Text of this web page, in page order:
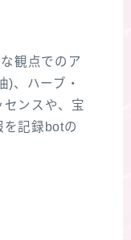
観点でのア
)、ハーブ・
センスや、宝
記録botの